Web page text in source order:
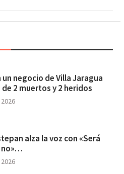
negocio de Villa Jaragua
2 muertos y 2 heridos
alza la voz con «Será
no»…